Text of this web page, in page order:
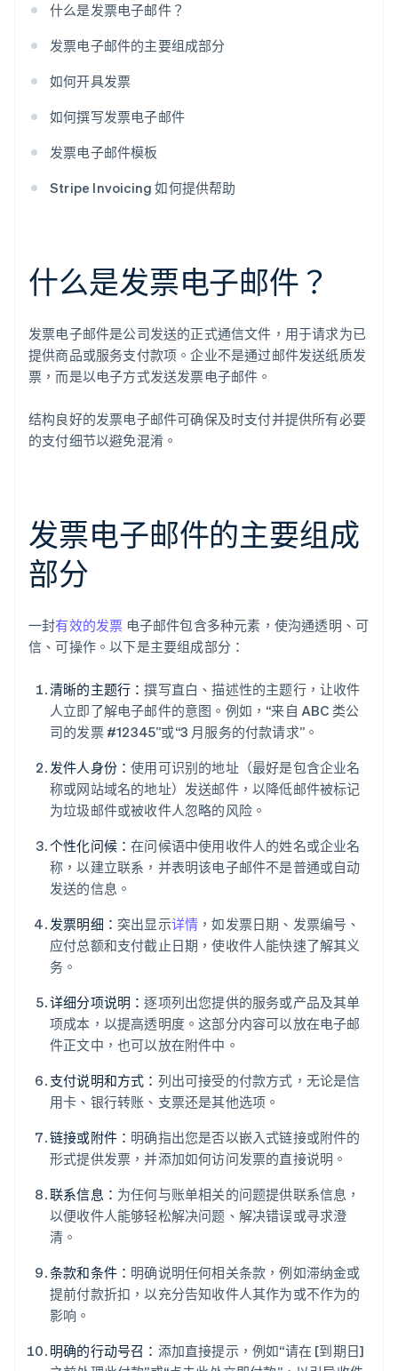
什么是发票电子邮件？
发票电子邮件的主要组成部分
如何开具发票
如何撰写发票电子邮件
发票电子邮件模板
Stripe Invoicing 如何提供帮助
什么是发票电子邮件？
发票电子邮件是公司发送的正式通信文件，用于请求为已
提供商品或服务支付款项。企业不是通过邮件发送纸质发
票，而是以电子方式发送发票电子邮件。
结构良好的发票电子邮件可确保及时支付并提供所有必要
的支付细节以避免混淆。
发票电子邮件的主要组成
部分
一封有效的发票 电子邮件包含多种元素，使沟通透明、可
信、可操作。以下是主要组成部分：
清晰的主题行：撰写直白、描述性的主题行，让收件
人立即了解电子邮件的意图。例如，“来自 ABC 类公
司的发票 #12345”或“3 月服务的付款请求”。
发件人身份：使用可识别的地址（最好是包含企业名
称或网站域名的地址）发送邮件，以降低邮件被标记
为垃圾邮件或被收件人忽略的风险。
个性化问候：在问候语中使用收件人的姓名或企业名
称，以建立联系，并表明该电子邮件不是普通或自动
发送的信息。
发票明细： 突出显示详情 ，如发票日期、发票编号、
应付总额和支付截止日期，使收件人能快速了解其义
务。
详细分项说明：逐项列出您提供的服务或产品及其单
项成本，以提高透明度。这部分内容可以放在电子邮
件正文中，也可以放在附件中。
支付说明和方式： 列出可接受的付款方式，无论是信
用卡、银行转账、支票还是其他选项。
链接或附件： 明确指出您是否以嵌入式链接或附件的
形式提供发票，并添加如何访问发票的直接说明。
联系信息： 为任何与账单相关的问题提供联系信息，
以便收件人能够轻松解决问题、解决错误或寻求澄
清。
条款和条件： 明确说明任何相关条款，例如滞纳金或
提前付款折扣，以充分告知收件人其作为或不作为的
影响。
明确的行动号召： 添加直接提示，例如“请在 [到期日]